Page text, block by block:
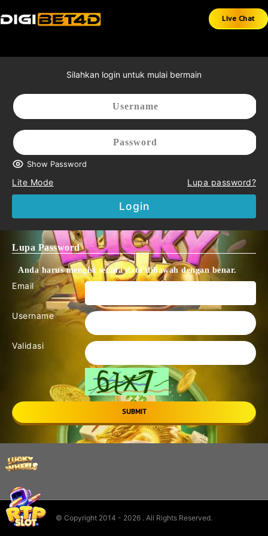
Live Chat
TOGEL RESMI LOTTO TOGEL GERBANG MENUJU
Silahkan login untuk mulai bermain
Show Password
Lite Mode Lupa password?
Login
Lupa Password
Anda harus mengisi semua data dibawah dengan benar.
Email
Username
Validasi
© Copyright 2014 - 2026 . All Rights Reserved.